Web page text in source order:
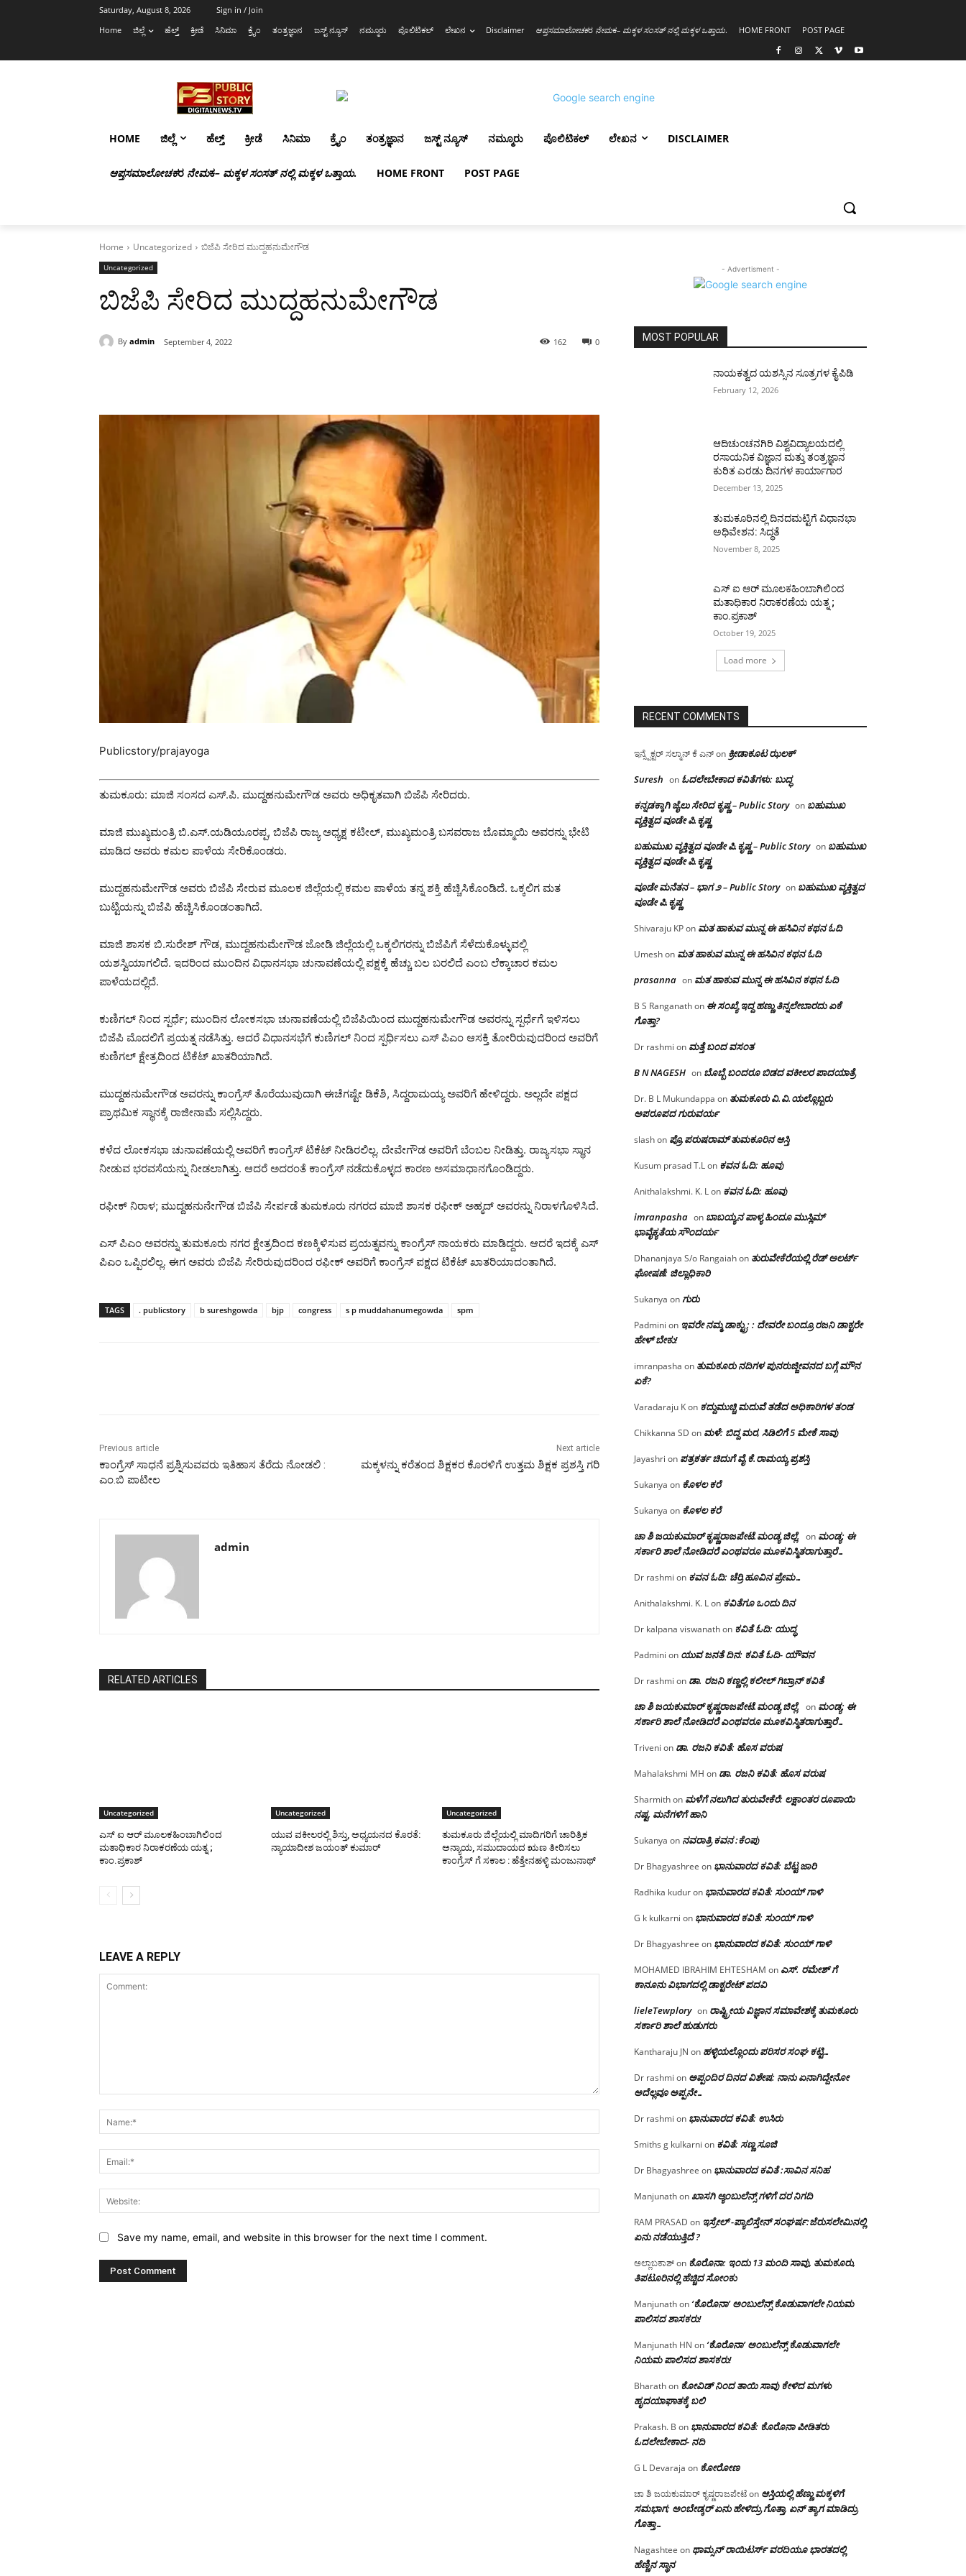
Saturday, August 8, 2026
Sign in / Join
Home
ಜಿಲ್ಲೆ ಹೆಲ್ತ್ ಕ್ರೀಡೆ ಸಿನಿಮಾ ಕ್ರೈಂ ತಂತ್ರಜ್ಞಾನ ಜಸ್ಟ್ ನ್ಯೂಸ್ ನಮ್ಮೂರು ಪೊಲಿಟಿಕಲ್ ಲೇಖನ Disclaimer ಆಪ್ತಸಮಾಲೋಚಕರ ನೇಮಕ– ಮಕ್ಕಳ ಸಂಸತ್ ನಲ್ಲಿ ಮಕ್ಕಳ ಒತ್ತಾಯ. HOME FRONT POST PAGE
HOME ಜಿಲ್ಲೆ ಹೆಲ್ತ್ ಕ್ರೀಡೆ ಸಿನಿಮಾ ಕ್ರೈಂ ತಂತ್ರಜ್ಞಾನ ಜಸ್ಟ್ ನ್ಯೂಸ್ ನಮ್ಮೂರು ಪೊಲಿಟಿಕಲ್ ಲೇಖನ DISCLAIMER
ಆಪ್ತಸಮಾಲೋಚಕರ ನೇಮಕ– ಮಕ್ಕಳ ಸಂಸತ್ ನಲ್ಲಿ ಮಕ್ಕಳ ಒತ್ತಾಯ. HOME FRONT POST PAGE
Home Uncategorized ಬಿಜೆಪಿ ಸೇರಿದ ಮುದ್ದಹನುಮೇಗೌಡ
Uncategorized
ಬಿಜೆಪಿ ಸೇರಿದ ಮುದ್ದಹನುಮೇಗೌಡ
By admin September 4, 2022 0
162
Publicstory/prajayoga
ತುಮಕೂರು: ಮಾಜಿ ಸಂಸದ ಎಸ್.ಪಿ. ಮುದ್ದಹನುಮೇಗೌಡ ಅವರು ಅಧಿಕೃತವಾಗಿ ಬಿಜೆಪಿ ಸೇರಿದರು.
ಮಾಜಿ ಮುಖ್ಯಮಂತ್ರಿ ಬಿ.ಎಸ್.ಯಡಿಯೂರಪ್ಪ, ಬಿಜೆಪಿ ರಾಜ್ಯ ಅಧ್ಯಕ್ಷ ಕಟೀಲ್, ಮುಖ್ಯಮಂತ್ರಿ ಬಸವರಾಜ ಬೊಮ್ಮಾಯಿ ಅವರನ್ನು ಭೇಟಿ
ಮಾಡಿದ ಅವರು ಕಮಲ ಪಾಳೆಯ ಸೇರಿಕೊಂಡರು.
ಮುದ್ದಹನುಮೇಗೌಡ ಅವರು ಬಿಜೆಪಿ ಸೇರುವ ಮೂಲಕ ಜಿಲ್ಲೆಯಲ್ಲಿ ಕಮಲ ಪಾಳೆಯ ತನ್ನ ಶಕ್ತಿ ಹೆಚ್ಚಿಸಿಕೊಂಡಿದೆ. ಒಕ್ಕಲಿಗ ಮತ
ಬುಟ್ಟಿಯನ್ನು ಬಿಜೆಪಿ ಹೆಚ್ಚಿಸಿಕೊಂಡಂತಾಗಿದೆ‌.
ಮಾಜಿ ಶಾಸಕ ಬಿ.ಸುರೇಶ್ ಗೌಡ, ಮುದ್ದಹನುಮೇಗೌಡ ಜೋಡಿ ಜಿಲ್ಲೆಯಲ್ಲಿ ಒಕ್ಕಲಿಗರನ್ನು ಬಿಜೆಪಿಗೆ ಸೆಳೆದುಕೊಳ್ಳುವಲ್ಲಿ
ಯಶಸ್ವಿಯಾಗಲಿದೆ. ಇದರಿಂದ ಮುಂದಿನ ವಿಧಾನಸಭಾ ಚುನಾವಣೆಯಲ್ಲಿ ಪಕ್ಷಕ್ಕೆ ಹೆಚ್ಚು ಬಲ ಬರಲಿದೆ ಎಂಬ ಲೆಕ್ಕಾಚಾರ ಕಮಲ
ಪಾಳೆಯದಲ್ಲಿದೆ.
ಕುಣಿಗಲ್ ನಿಂದ ಸ್ಪರ್ಧೆ; ಮುಂದಿನ ಲೋಕಸಭಾ ಚುನಾವಣೆಯಲ್ಲಿ ಬಿಜೆಪಿಯಿಂದ ಮುದ್ದಹನುಮೇಗೌಡ ಅವರನ್ನು ಸ್ಪರ್ಧೆಗೆ ಇಳಿಸಲು
ಬಿಜೆಪಿ ಮೊದಲಿಗೆ ಪ್ರಯತ್ನ ನಡೆಸಿತ್ತು. ಆದರೆ ವಿಧಾನಸಭೆ‌ಗೆ ಕುಣಿಗಲ್ ನಿಂದ ಸ್ಪರ್ಧಿಸಲು ಎಸ್ ಪಿಎಂ ಆಸಕ್ತಿ ತೋರಿರುವುದರಿಂದ ಅವರಿಗೆ
ಕುಣಿಗಲ್ ಕ್ಷೇತ್ರದಿಂದ ಟಿಕೆಟ್ ಖಾತರಿಯಾಗಿದೆ.
ಮುದ್ದಹನುಮೇಗೌಡ ಅವರನ್ನು ಕಾಂಗ್ರೆಸ್ ತೊರೆಯುವುದಾಗಿ ಈಚೆಗಷ್ಟೇ ಡಿಕೆಶಿ, ಸಿದ್ದರಾಮಯ್ಯ ಅವರಿಗೆ ಹೇಳಿದ್ದರು. ಅಲ್ಲದೇ ಪಕ್ಷದ
ಪ್ರಾಥಮಿಕ ಸ್ಥಾನಕ್ಕೆ ರಾಜೀನಾಮೆ ಸಲ್ಲಿಸಿದ್ದರು.
ಕಳೆದ ಲೋಕಸಭಾ ಚುನಾವಣೆಯಲ್ಲಿ ಅವರಿಗೆ ಕಾಂಗ್ರೆಸ್ ಟಿಕೆಟ್ ನೀಡಿರಲಿಲ್ಲ. ದೇವೇಗೌಡ ಅವರಿಗೆ ಬೆಂಬಲ ನೀಡಿತ್ತು. ರಾಜ್ಯಸಭಾ ಸ್ಥಾನ
ನೀಡುವ ಭರವಸೆಯನ್ನು ನೀಡಲಾಗಿತ್ತು. ಆದರೆ ಅದರಂತೆ ಕಾಂಗ್ರೆಸ್ ನಡೆದುಕೊಳ್ಳದ ಕಾರಣ ಅಸಮಾಧಾನಗೊಂಡಿದ್ದರು.
ರಫೀಕ್ ನಿರಾಳ; ಮುದ್ದಹನುನೇಗೌಡ ಬಿಜೆಪಿ ಸೇರ್ಪಡೆ ತುಮಕೂರು ನಗರದ ಮಾಜಿ ಶಾಸಕ ರಫೀಕ್ ಅಹ್ಮದ್ ಅವರನ್ನು ನಿರಾಳಗೊಳಿಸಿದೆ.
ಎಸ್ ಪಿಎಂ ಅವರನ್ನು ತುಮಕೂರು ನಗರ ಕ್ಷೇತ್ರದಿಂದ ಕಣಕ್ಕಿಳಿಸುವ ಪ್ರಯತ್ನವನ್ನು ಕಾಂಗ್ರೆಸ್ ನಾಯಕರು ಮಾಡಿದ್ದರು. ಆದರೆ ಇದಕ್ಕೆ ಎಸ್
ಪಿಎಂ ಒಪ್ಪಿರಲಿಲ್ಲ. ಈಗ ಅವರು ಬಿಜೆಪಿ ಸೇರಿರುವುದರಿಂದ ರಫೀಕ್ ಅವರಿಗೆ ಕಾಂಗ್ರೆಸ್ ಪಕ್ಷದ ಟಿಕೆಟ್ ಖಾತರಿಯಾದಂತಾಗಿದೆ.
TAGS . publicstory b sureshgowda bjp congress s p muddahanumegowda spm
Previous article
ಕಾಂಗ್ರೆಸ್ ಸಾಧನೆ ಪ್ರಶ್ನಿಸುವವರು ಇತಿಹಾಸ ತೆರೆದು ನೋಡಲಿ :
ಎಂ.ಬಿ ಪಾಟೀಲ
Next article
ಮಕ್ಕಳನ್ನು ಕರೆತಂದ ಶಿಕ್ಷಕರ ಕೊರಳಿಗೆ ಉತ್ತಮ ಶಿಕ್ಷಕ ಪ್ರಶಸ್ತಿ ಗರಿ
admin
RELATED ARTICLES
Uncategorized
ಎಸ್ ಐ ಆರ್ ಮೂಲಕಹಿಂಬಾಗಿಲಿಂದ
ಮತಾಧಿಕಾರ ನಿರಾಕರಣೆಯ ಯತ್ನ ;
ಕಾಂ.ಪ್ರಕಾಶ್
Uncategorized
ಯುವ ವಕೀಲರಲ್ಲಿ ಶಿಸ್ತು, ಅಧ್ಯಯನದ ಕೊರತೆ:
ನ್ಯಾಯಾದೀಶ ಜಯಂತ್ ಕುಮಾರ್
Uncategorized
ತುಮಕೂರು ಜಿಲ್ಲೆಯಲ್ಲಿ ಮಾದಿಗರಿಗೆ ಚಾರಿತ್ರಿಕ
ಅನ್ಯಾಯ, ಸಮುದಾಯದ ಋಣ ತೀರಿಸಲು
ಕಾಂಗ್ರೆಸ್ ಗೆ ಸಕಾಲ : ಹೆತ್ತೇನಹಳ್ಳಿ ಮಂಜುನಾಥ್
LEAVE A REPLY
Website:
Save my name, email, and website in this browser for the next time I comment.
- Advertisment -
MOST POPULAR
ನಾಯಕತ್ವದ ಯಶಸ್ಸಿನ ಸೂತ್ರಗಳ ಕೈಪಿಡಿ
February 12, 2026
ಆದಿಚುಂಚನಗಿರಿ ವಿಶ್ವವಿದ್ಯಾಲಯದಲ್ಲಿ
ರಸಾಯನಿಕ ವಿಜ್ಞಾನ ಮತ್ತು ತಂತ್ರಜ್ಞಾನ
ಕುರಿತ ಎರಡು ದಿನಗಳ ಕಾರ್ಯಾಗಾರ
December 13, 2025
ತುಮಕೂರಿನಲ್ಲಿ ದಿನದಮಟ್ಟಿಗೆ ವಿಧಾನಭಾ
ಅಧಿವೇಶನ: ಸಿದ್ಧತೆ
November 8, 2025
ಎಸ್ ಐ ಆರ್ ಮೂಲಕಹಿಂಬಾಗಿಲಿಂದ
ಮತಾಧಿಕಾರ ನಿರಾಕರಣೆಯ ಯತ್ನ ;
ಕಾಂ.ಪ್ರಕಾಶ್
October 19, 2025
Load more
RECENT COMMENTS
ಇನ್ಸ್ಪೆಕ್ಟರ್ ಸಲ್ಮಾನ್ ಕೆ ಎನ್on ಕ್ರೀಡಾಕೂಟ ಝಲಕ್
Suresh on ಓದಲೇಬೇಕಾದ‌ ಕವಿತೆಗಳು: ಬುದ್ಧ
ಕನ್ನಡಕ್ಕಾಗಿ ಜೈಲು ಸೇರಿದ ಕೃಷ್ಣ – Public Story on ಬಹುಮುಖ
ವ್ಯಕ್ತಿತ್ವದ ವೂಡೇ ಪಿ.ಕೃಷ್ಣ
ಬಹುಮುಖ ವ್ಯಕ್ತಿತ್ವದ ವೂಡೇ ಪಿ.ಕೃಷ್ಣ – Public Story on ಬಹುಮುಖ
ವ್ಯಕ್ತಿತ್ವದ ವೂಡೇ ಪಿ.ಕೃಷ್ಣ
ವೂಡೇ ಮನೆತನ – ಭಾಗ ೨ – Public Story on ಬಹುಮುಖ ವ್ಯಕ್ತಿತ್ವದ
ವೂಡೇ ಪಿ.ಕೃಷ್ಣ
Shivaraju KPon ಮತ ಹಾಕುವ ಮುನ್ನ ಈ ಹಸಿವಿನ ಕಥನ ಓದಿ
Umeshon ಮತ ಹಾಕುವ ಮುನ್ನ ಈ ಹಸಿವಿನ ಕಥನ ಓದಿ
prasanna on ಮತ ಹಾಕುವ ಮುನ್ನ ಈ ಹಸಿವಿನ ಕಥನ ಓದಿ
B S Ranganathon ಈ ಸಂಖ್ಯೆ ಇದ್ದ ಹಣ್ಣು ತಿನ್ನಲೇಬಾರದು ಏಕೆ
ಗೊತ್ತಾ?
Dr rashmi on ಮತ್ತೆ ಬಂದ ವಸಂತ
B N NAGESH on ಬೊಬ್ಬೆ ಬಂದರೂ ಬಿಡದ ವಕೀಲರ ಪಾದಯಾತ್ರೆ
Dr. B L Mukundappa on ತುಮಕೂರು‌ ವಿ.ವಿ.ಯಲ್ಲೊಬ್ಬರು
ಅಪರೂಪದ ಗುರುವರ್ಯ
slashon ಪ್ರೊ.ಪರುಷರಾಮ್ ತುಮಕೂರಿನ ಆಸ್ತಿ
Kusum prasad T.Lon ಕವನ ಓದಿ: ಹೂವು
Anithalakshmi. K. Lon ಕವನ ಓದಿ: ಹೂವು
imranpasha on ಬಾಬಯ್ಯನ ಪಾಳ್ಯ ಹಿಂದೂ ಮುಸ್ಲಿಮ್
ಭಾವೈಕ್ಯತೆಯ ಸೌಂದರ್ಯ
Dhananjaya S/o Rangaiahon ತುರುವೇಕೆರೆಯಲ್ಲಿ ರೆಡ್ ಅಲರ್ಟ್
ಘೋಷಣೆ: ಜಿಲ್ಲಾಧಿಕಾರಿ
Sukanya onಗುರು
Padmini on ಇವರೇ ನಮ್ಮ ಡಾಕ್ಟ್ರು; : ದೇವರೇ ಬಂದ್ರೂ ರಜನಿ ಡಾಕ್ಟರೇ
ಹೇಳ್ ಬೇಕು!
imranpasha on ತುಮಕೂರು ನದಿಗಳ ಪುನರುಜ್ಜೀವನದ ಬಗ್ಗೆ ಮೌನ
ಏಕೆ?
Varadaraju Kon ಕದ್ದುಮುಚ್ಚಿ ಮದುವೆ ತಡೆದ ಅಧಿಕಾರಿಗಳ ತಂಡ
Chikkanna SD on ಮಳೆ: ಬಿದ್ದ ಮರ, ಸಿಡಿಲಿಗೆ 5 ಮೇಕೆ ಸಾವು
Jayashri on ಪತ್ರಕರ್ತ ಚಿದುಗೆ ವೈ.ಕೆ.ರಾಮಯ್ಯ ಪ್ರಶಸ್ತಿ
Sukanya on ಕೊಳಲ ಕರೆ
Sukanya on ಕೊಳಲ ಕರೆ
ಚಾ ಶಿ ಜಯಕುಮಾರ್ ಕೃಷ್ಣರಾಜಪೇಟೆ.ಮಂಡ್ಯ ಜಿಲ್ಲೆ. on ಮಂಡ್ಯ: ಈ
ಸರ್ಕಾರಿ ಶಾಲೆ ನೋಡಿದರೆ ಎಂಥವರೂ ಮೂಕವಿಸ್ಮಿತರಾಗುತ್ತಾರೆ…
Dr rashmi on ಕವನ ಓದಿ: ಚೆರ್ರಿ ಹೂವಿನ ಪ್ರೇಮ…
Anithalakshmi. K. Lon ಕವಿತೆಗೂ ಒಂದು ದಿನ
Dr kalpana viswanathon ಕವಿತೆ ಓದಿ: ಯುದ್ಧ
Padmini on ಯುವ ಜನತೆ ದಿನ: ಕವಿತೆ ಓದಿ- ಯೌವನ
Dr rashmi on ಡಾ. ರಜನಿ‌ ಕಣ್ಣಲ್ಲಿ ಕಲೀಲ್ ಗಿಬ್ರಾನ್ ಕವಿತೆ
ಚಾ ಶಿ ಜಯಕುಮಾರ್ ಕೃಷ್ಣರಾಜಪೇಟೆ.ಮಂಡ್ಯ ಜಿಲ್ಲೆ. on ಮಂಡ್ಯ: ಈ
ಸರ್ಕಾರಿ ಶಾಲೆ ನೋಡಿದರೆ ಎಂಥವರೂ ಮೂಕವಿಸ್ಮಿತರಾಗುತ್ತಾರೆ…
Triveni on ಡಾ. ರಜನಿ ಕವಿತೆ: ಹೊಸ ವರುಷ
Mahalakshmi MH on ಡಾ. ರಜನಿ ಕವಿತೆ: ಹೊಸ ವರುಷ
Sharmithon ಮಳೆಗೆ ನಲುಗಿದ ತುರುವೇಕೆರೆ: ಲಕ್ಷಾಂತರ ರೂಪಾಯಿ
ನಷ್ಟ, ಮನೆಗಳಿಗೆ ಹಾನಿ
Sukanya on ನವರಾತ್ರಿ ಕವನ :ಕೆಂಪು
Dr Bhagyashree on ಭಾನುವಾರದ ಕವಿತೆ: ಬೆಟ್ಟ ಜಾರಿ
Radhika kuduron ಭಾನುವಾರದ ಕವಿತೆ: ಸುಂಯ್ ಗಾಳಿ
G k kulkarni on ಭಾನುವಾರದ ಕವಿತೆ: ಸುಂಯ್ ಗಾಳಿ
Dr Bhagyashree on ಭಾನುವಾರದ ಕವಿತೆ: ಸುಂಯ್ ಗಾಳಿ
MOHAMED IBRAHIM EHTESHAM on ಎಸ್. ರಮೇಶ್ ಗೆ
ಕಾನೂನು ವಿಭಾಗದಲ್ಲಿ ಡಾಕ್ಟರೇಟ್ ಪದವಿ
lieleTewplory on ರಾಷ್ಟ್ರೀಯ ವಿಜ್ಞಾನ ಸಮಾವೇಶಕ್ಕೆ‌ ತುಮಕೂರು
ಸರ್ಕಾರಿ ಶಾಲೆ ಹುಡುಗರು
Kantharaju JN on ಹಳ್ಳಿಯಲ್ಲೊಂದು ಪರಿಸರ ಸಂಘ ಕಟ್ಟಿ…
Dr rashmi on ಅಪ್ಪಂದಿರ ದಿನದ ವಿಶೇಷ: ನಾನು ಏನಾಗಿದ್ದೇನೋ‌
ಅದೆಲ್ಲವೂ ಅಪ್ಪನೇ…
Dr rashmi on ಭಾನುವಾರದ ಕವಿತೆ: ಉಸಿರು
Smiths g kulkarni on ಕವಿತೆ: ಸಣ್ಣ ಸೂಜಿ
Dr Bhagyashree on ಭಾನುವಾರದ ಕವಿತೆ :ಸಾವಿನ ಸನಿಹ
Manjunathonಖಾಸಗಿ ಆ್ಯಂಬುಲೆನ್ಸ್ ಗಳಿಗೆ ದರ ನಿಗದಿ
RAM PRASAD on ಇಸ್ರೇಲ್ -ಪ್ಯಾಲಿಸ್ತೇನ್ ಸಂಘರ್ಷ:ಜೆರುಸಲೇಮಿನಲ್ಲಿ
ಏನು ನಡೆಯುತ್ತಿದೆ ?
ಅಲ್ಲಾಬಕಾಶ್on ಕೊರೊನಾ: ಇಂದು 13 ಮಂದಿ ಸಾವು, ತುಮಕೂರು,
ತಿಪಟೂರಿನಲ್ಲಿ ಹೆಚ್ಚಿದ ಸೋಂಕು
Manjunathon ‘ಕೊರೊನಾ’ ಅಂಬುಲೆನ್ಸ್ ಕೊಡುವಾಗಲೇ ನಿಯಮ
ಪಾಲಿಸದ ಶಾಸಕರು!
Manjunath HN on ‘ಕೊರೊನಾ’ ಅಂಬುಲೆನ್ಸ್ ಕೊಡುವಾಗಲೇ
ನಿಯಮ ಪಾಲಿಸದ ಶಾಸಕರು!
Bharathon ಕೋವಿಡ್ ನಿಂದ ತಾಯಿ ಸಾವು ಕೇಳಿದ ಮಗಳು
ಹೃದಯಾಘಾತಕ್ಕೆ ಬಲಿ
Prakash. B on ಭಾನುವಾರದ ಕವಿತೆ: ಕೊರೊನಾ ಪೀಡಿತರು
ಓದಲೇಬೇಕಾದ- ನದಿ
G L Devaraja on ಕೋರೋಣ
ಚಾ ಶಿ ಜಯಕುಮಾರ್ ಕೃಷ್ಣರಾಜಪೇಟೆon ಆಸ್ತಿಯಲ್ಲಿ ಹೆಣ್ಣು ಮಕ್ಕಳಿಗೆ
ಸಮಭಾಗ; ಅಂಬೇಡ್ಕರ್ ಏನು ಹೇಳಿದ್ರು ಗೊತ್ತಾ, ಏನ್ ತ್ಯಾಗ ಮಾಡಿದ್ರು
ಗೊತ್ತಾ…
Nagashtee on ಥಾಮ್ಸನ್ ರಾಯಿಟರ್ಸ್ ವರದಿಯೂ ಭಾರತದಲ್ಲಿ
ಹೆಣ್ಣಿನ ಸ್ಥಾನ‌